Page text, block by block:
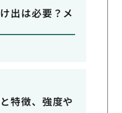
出は必要？メ
特徴、強度や